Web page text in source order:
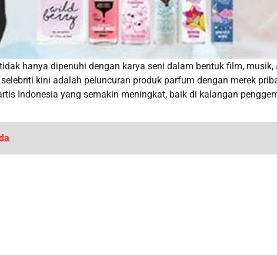
hanya dipenuhi dengan karya seni dalam bentuk film, musik,
kini adalah peluncuran produk parfum dengan merek
Indonesia yang semakin meningkat, baik di kalangan